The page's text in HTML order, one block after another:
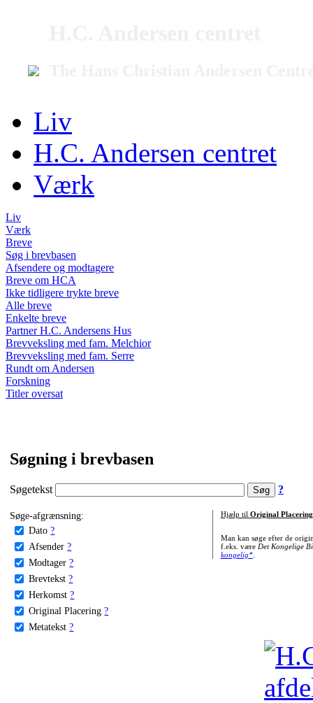
Liv
H.C. Andersen centret
Værk
Liv
Værk
Breve
Søg i brevbasen
Afsendere og modtagere
Breve om HCA
Ikke tidligere trykte breve
Alle breve
Enkelte breve
Partner H.C. Andersens Hus
Brevveksling med fam. Melchior
Brevveksling med fam. Serre
Rundt om Andersen
Forskning
Titler oversat
Søgning i brevbasen
Søgetekst ?
Søge-afgrænsning:
Dato ?
Afsender ?
Modtager ?
Brevtekst ?
Herkomst ?
Original Placering ?
Metatekst ?
Hjælp til Original Placering
Man kan søge efter de
f.eks. være Det Kongelige
kongelig*.